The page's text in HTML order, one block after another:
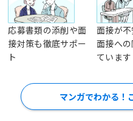
応募書類の添削や面
接対策も徹底サポー
ト
面接が不
面接へ
ています
マンガでわかる！